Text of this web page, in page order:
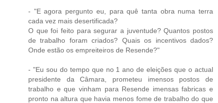
- "E agora pergunto eu, para quê tanta obra numa terra
cada vez mais desertificada?
O que foi feito para segurar a juventude? Quantos postos
de trabalho foram criados? Quais os incentivos dados?
Onde estão os empreiteiros de Resende?"
- "Eu sou do tempo que no 1 ano de eleições que o actual
presidente da Câmara, prometeu imensos postos de
trabalho e que vinham para Resende imensas fabricas e
pronto na altura que havia menos fome de trabalho do que